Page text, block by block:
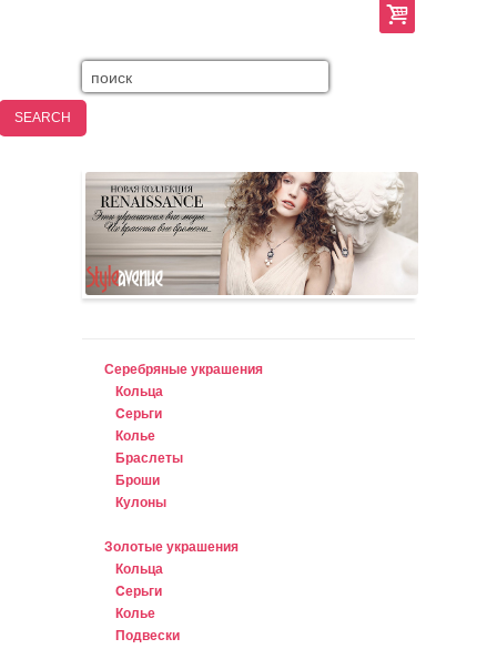
Серебряные украшения
Кольца
Cерьги
Колье
Браслеты
Броши
Кулоны
Золотые украшения
Кольца
Cерьги
Колье
Подвески